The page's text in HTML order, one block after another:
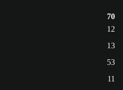
70
12
13
53
11